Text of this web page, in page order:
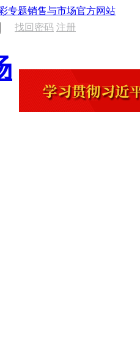
专题销售与市场官方网站
找回密码 注册